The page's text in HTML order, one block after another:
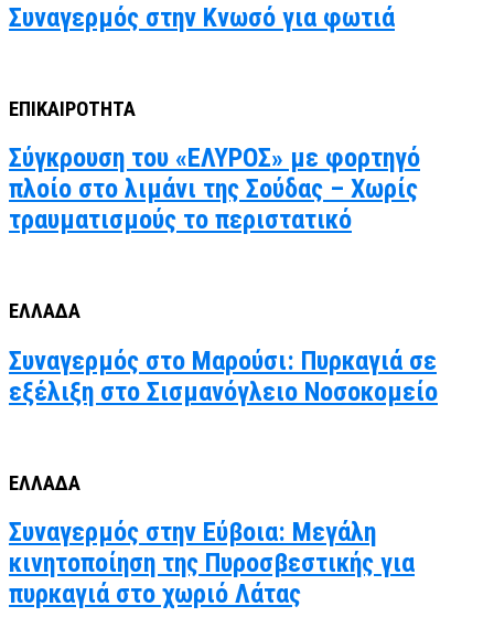
Συναγερμός στην Κνωσό για φωτιά
ΕΠΙΚΑΙΡΟΤΗΤΑ
Σύγκρουση του «ΕΛΥΡΟΣ» με φορτηγό
πλοίο στο λιμάνι της Σούδας – Χωρίς
τραυματισμούς το περιστατικό
ΕΛΛΑΔΑ
Συναγερμός στο Μαρούσι: Πυρκαγιά σε
εξέλιξη στο Σισμανόγλειο Νοσοκομείο
ΕΛΛΑΔΑ
Συναγερμός στην Εύβοια: Μεγάλη
κινητοποίηση της Πυροσβεστικής για
πυρκαγιά στο χωριό Λάτας